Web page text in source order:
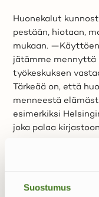
Suostumus
Huonekalut
pestään, hiotaan,
mukaan.
jätämme mennyttä
työkeskuksen
Tärkeää on, että
menneestä
esimerkiksi
joka palaa
Myynnin
kiertoon Helsingin